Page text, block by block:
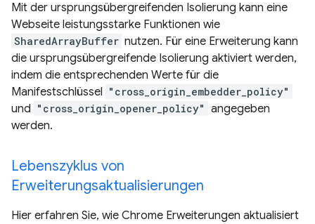
Mit der ursprungsübergreifenden Isolierung kann eine
Webseite leistungsstarke Funktionen wie
SharedArrayBuffer nutzen. Für eine Erweiterung kann
die ursprungsübergreifende Isolierung aktiviert werden,
indem die entsprechenden Werte für die
Manifestschlüssel "cross_origin_embedder_policy"
und "cross_origin_opener_policy" angegeben
werden.
Lebenszyklus von
Erweiterungsaktualisierungen
Hier erfahren Sie, wie Chrome Erweiterungen aktualisiert